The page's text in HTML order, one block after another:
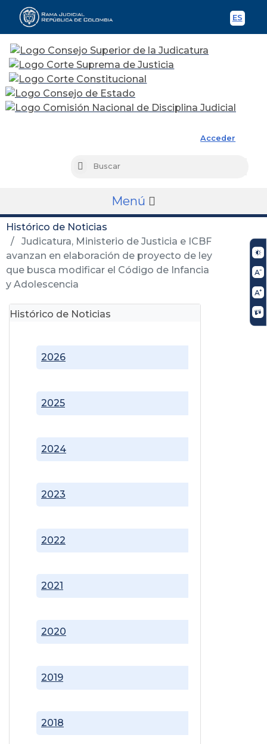
ES
Acceder
Buscar
Menú
Histórico de Noticias
Judicatura, Ministerio de Justicia e ICBF
avanzan en elaboración de proyecto de ley
que busca modificar el Código de Infancia
y Adolescencia
Histórico de Noticias
2018
2019
2020
2021
2022
2023
2024
2025
2026